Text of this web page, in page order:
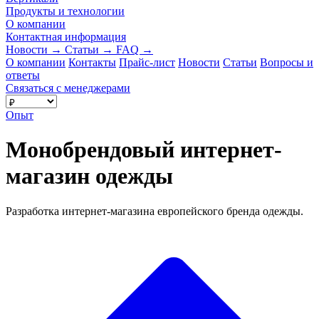
Продукты и технологии
О компании
Контактная информация
Новости → Статьи → FAQ →
О компании Контакты Прайс-лист Новости Статьи Вопросы и
ответы
Связаться с менеджерами
Опыт
Монобрендовый интернет-
магазин одежды
Разработка интернет-магазина европейского бренда одежды.